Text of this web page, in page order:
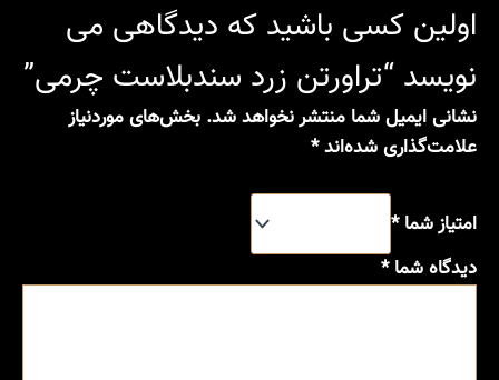
اولین کسی باشید که دیدگاهی می
نویسد “تراورتن زرد سندبلاست چرمی”
نشانی ایمیل شما منتشر نخواهد شد. بخش‌های موردنیاز
علامت‌گذاری شده‌اند*
امتیاز شما*
دیدگاه شما*